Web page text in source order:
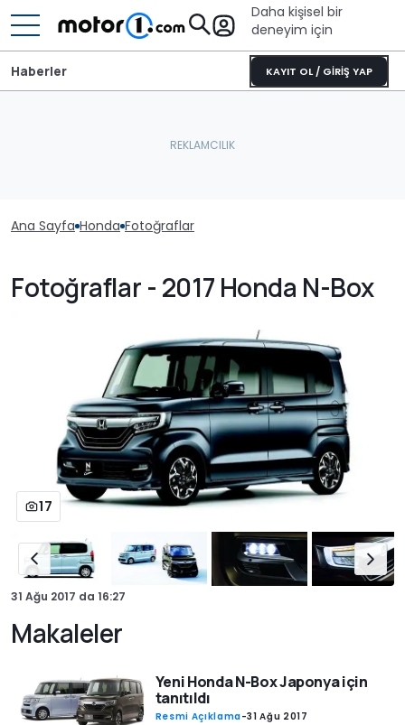
Daha kişisel bir
deneyim için
KAYIT OL / GİRİŞ YAP
Haberler
Ana Sayfa Honda Fotoğraflar
Fotoğraflar - 2017 Honda N-Box
17
31 Ağu 2017 da 16:27
Makaleler
Yeni Honda N-Box Japonya için
tanıtıldı
Resmi Açıklama-31 Ağu 2017